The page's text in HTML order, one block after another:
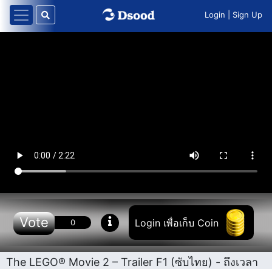
Login Sign Up
Vote 0 Login เพื่อเก็บ Coin
The LEGO® Movie 2 – Trailer F1 (ซับไทย) - ถึงเวลา